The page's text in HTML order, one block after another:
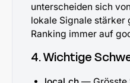
unterscheiden sich
lokale Signale stärker
Ranking immer auf
4. Wichtige